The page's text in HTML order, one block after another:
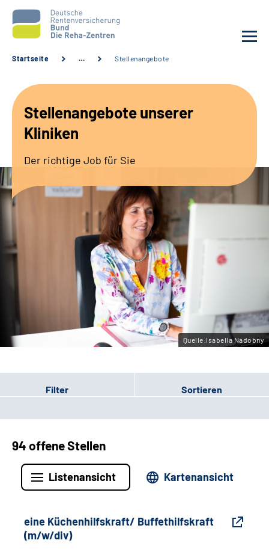
Unsere Kliniken
Sozialdienste & Zuweisende
Erweiterte Suche
Gebärdensprache
Leichte Sprache
Startseite … Stellenangebote
Stellenangebote unserer
Kliniken
Der richtige Job für Sie
Quelle:Isabella Nadobny
Filter Sortieren
94 offene Stellen
Listenansicht Kartenansicht
eine Küchenhilfskraft/ Buffethilfskraft
(m/w/div)